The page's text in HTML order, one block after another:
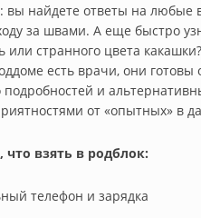
найдете ответы на любые
за швами. А еще быстро
странного цвета
есть врачи, они
подробностей и
от «опытных» в
что взять в родблок:
телефон и зарядка